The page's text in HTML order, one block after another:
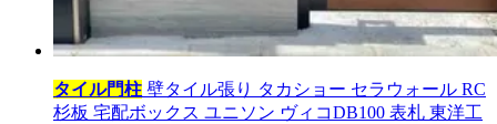
タイル門柱 壁タイル張り タカショー セラウォール RC
杉板 宅配ボックス ユニソン ヴィコDB100 表札 東洋工